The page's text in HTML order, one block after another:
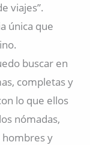
viajes”.
única que
buscar en
completas y
lo que ellos
nómadas,
y